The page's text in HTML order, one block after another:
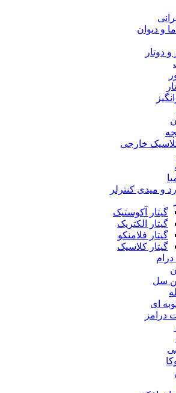
و دیوان
و دوتار
خارجی
و میدی کنترلر
گیتار آکوستیک
گیتار الکتریک
گیتار فلامنکو
گیتار کلاسیک
سل
ای
درامز